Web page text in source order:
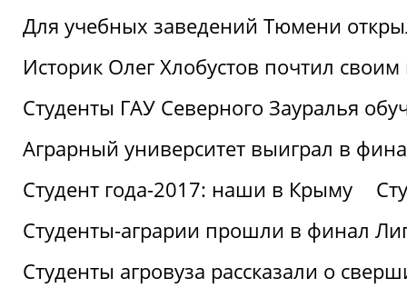
Для учебных заведений Тюмени
Историк Олег Хлобустов почтил
Студенты ГАУ Северного Зауралья
Аграрный университет выиграл в
Студент года-2017: наши в Крыму
Студенты-аграрии прошли в финал
Студенты агровуза рассказали о